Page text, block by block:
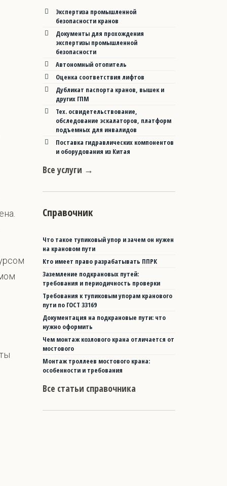
Экспертиза промышленной
безопасности кранов
Документы для прохождения
экспертизы промышленной
безопасности
Автономный отопитель
Оценка соответствия лифтов
Дубликат паспорта кранов, вышек и
других ГПМ
Тех. освидетельствование,
обследование эскалаторов, платформ
подъемных для инвалидов
Поставка гидравлических компонентов
и оборудования из Китая
Все услуги →
Справочник
Что такое тупиковый упор и зачем он нужен
на крановом пути
Кто имеет право разрабатывать ППРК
Заземление подкрановых путей:
требования и периодичность проверки
Требования к тупиковым упорам кранового
пути по ГОСТ 33169
Документация на подкрановые пути: что
нужно оформить
Чем монтаж козлового крана отличается от
мостового
Монтаж троллеев мостового крана:
особенности и требования
Все статьи справочника